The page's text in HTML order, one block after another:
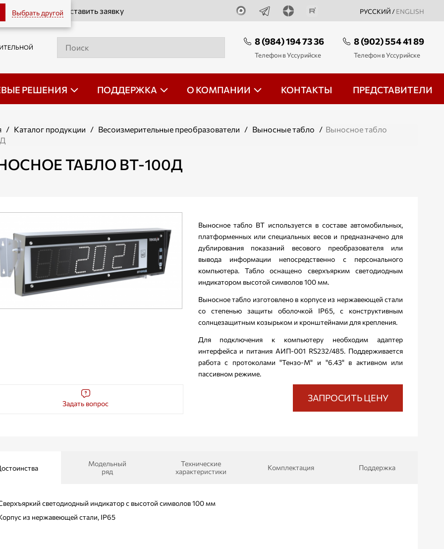
Выбрать другой РУССКИЙ / ENGLISH
Оставить заявку
8 (984) 194 73 36
Телефон в Уссурийске
8 (902) 554 41 89
Телефон в Уссурийске
РЕШЕНИЯ ПОДДЕРЖКА О КОМПАНИИ КОНТАКТЫ ПРЕДСТАВИТЕЛИ
/ Каталог продукции / Весоизмерительные преобразователи / Выносные табло / Выносное табло
ТАБЛО ВТ-100Д
Выносное табло ВТ используется в составе автомобильных,
платформенных или специальных весов и предназначено для
дублирования показаний весового преобразователя или
вывода информации непосредственно с персонального
компьютера. Табло оснащено сверхъярким светодиодным
индикатором высотой символов 100 мм.
Выносное табло изготовлено в корпусе из нержавеющей стали
со степенью защиты оболочкой IP65, с конструктивным
солнцезащитным козырьком и кронштейнами для крепления.
Для подключения к компьютеру необходим адаптер
интерфейса и питания АИП-001 RS232/485. Поддерживается
работа с протоколами "Тензо-М" и "6.43" в активном или
пассивном режиме.
Задать вопрос
ЗАПРОСИТЬ ЦЕНУ
Модельный
ряд
Технические
характеристики
Комплектация Поддержка
светодиодный индикатор с высотой символов 100 мм
из нержавеющей стали, IP65